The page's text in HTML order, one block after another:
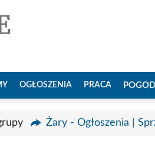
OGŁOSZENIA PRACA
Żary - Ogłoszenia |